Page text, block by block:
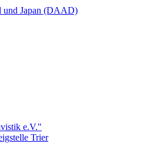
und Japan (DAAD)
e.V."
Trier